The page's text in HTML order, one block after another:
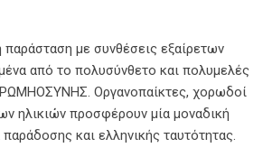
με συνθέσεις εξαίρετων
από το πολυσύνθετο και πολυμελές
Οργανοπαίκτες, χορωδοί
ηλικιών προσφέρουν μία μοναδική
και ελληνικής ταυτότητας.